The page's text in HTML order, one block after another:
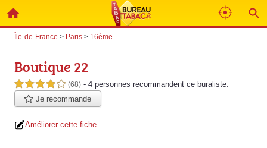
Île-de-France > Paris > 16ème
Boutique 22
4,0 étoiles sur 5 (68) - 4 personnes recommandent ce buraliste.
Je recommande
Améliorer cette fiche